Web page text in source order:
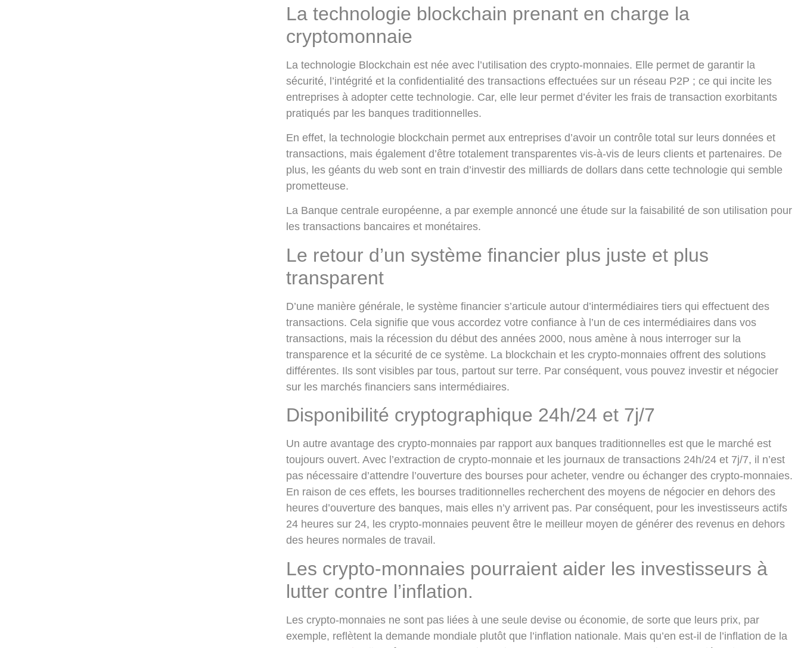
La technologie blockchain prenant en charge la
cryptomonnaie
La technologie Blockchain est née avec l’utilisation des crypto-monnaies. Elle permet de garantir la
sécurité, l’intégrité et la confidentialité des transactions effectuées sur un réseau P2P ; ce qui incite les
entreprises à adopter cette technologie. Car, elle leur permet d’éviter les frais de transaction exorbitants
pratiqués par les banques traditionnelles.
En effet, la technologie blockchain permet aux entreprises d’avoir un contrôle total sur leurs données et
transactions, mais également d’être totalement transparentes vis-à-vis de leurs clients et partenaires. De
plus, les géants du web sont en train d’investir des milliards de dollars dans cette technologie qui semble
prometteuse.
La Banque centrale européenne, a par exemple annoncé une étude sur la faisabilité de son utilisation pour
les transactions bancaires et monétaires.
Le retour d’un système financier plus juste et plus
transparent
D’une manière générale, le système financier s’articule autour d’intermédiaires tiers qui effectuent des
transactions. Cela signifie que vous accordez votre confiance à l’un de ces intermédiaires dans vos
transactions, mais la récession du début des années 2000, nous amène à nous interroger sur la
transparence et la sécurité de ce système. La blockchain et les crypto-monnaies offrent des solutions
différentes. Ils sont visibles par tous, partout sur terre. Par conséquent, vous pouvez investir et négocier
sur les marchés financiers sans intermédiaires.
Disponibilité cryptographique 24h/24 et 7j/7
Un autre avantage des crypto-monnaies par rapport aux banques traditionnelles est que le marché est
toujours ouvert. Avec l’extraction de crypto-monnaie et les journaux de transactions 24h/24 et 7j/7, il n’est
pas nécessaire d’attendre l’ouverture des bourses pour acheter, vendre ou échanger des crypto-monnaies.
En raison de ces effets, les bourses traditionnelles recherchent des moyens de négocier en dehors des
heures d’ouverture des banques, mais elles n’y arrivent pas. Par conséquent, pour les investisseurs actifs
24 heures sur 24, les crypto-monnaies peuvent être le meilleur moyen de générer des revenus en dehors
des heures normales de travail.
Les crypto-monnaies pourraient aider les investisseurs à
lutter contre l’inflation.
Les crypto-monnaies ne sont pas liées à une seule devise ou économie, de sorte que leurs prix, par
exemple, reflètent la demande mondiale plutôt que l’inflation nationale. Mais qu’en est-il de l’inflation de la